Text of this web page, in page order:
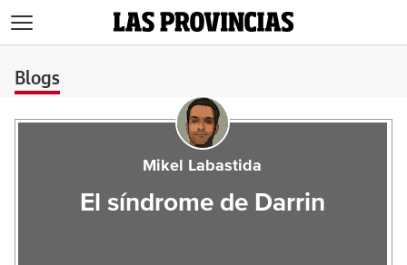
Blogs
Mikel Labastida
El síndrome de Darrin